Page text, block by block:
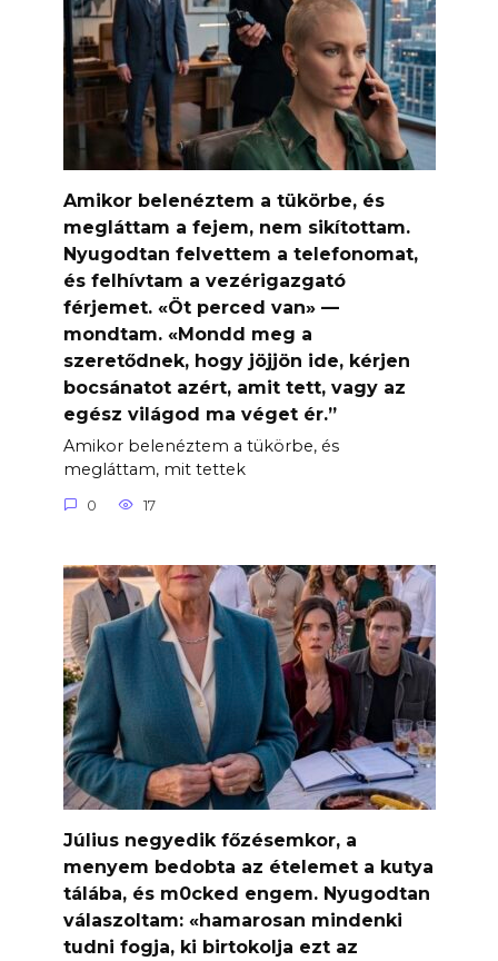
Amikor belenéztem a tükörbe, és
megláttam a fejem, nem sikítottam.
Nyugodtan felvettem a telefonomat,
és felhívtam a vezérigazgató
férjemet. «Öt perced van» —
mondtam. «Mondd meg a
szeretődnek, hogy jöjjön ide, kérjen
bocsánatot azért, amit tett, vagy az
egész világod ma véget ér.”
Amikor belenéztem a tükörbe, és
megláttam, mit tettek
0 17
Július negyedik főzésemkor, a
menyem bedobta az ételemet a kutya
tálába, és m0cked engem. Nyugodtan
válaszoltam: «hamarosan mindenki
tudni fogja, ki birtokolja ezt az